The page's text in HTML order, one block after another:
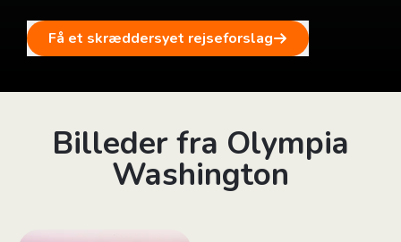
Få et skræddersyet rejseforslag
Billeder fra Olympia
Washington